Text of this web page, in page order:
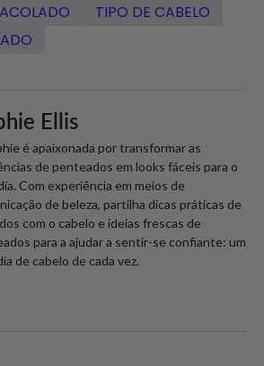
TIPO DE CABELO
Ellis
é apaixonada por transformar as
de penteados em looks fáceis para o
Com experiência em meios de
de beleza, partilha dicas práticas de
com o cabelo e ideias frescas de
para a ajudar a sentir-se confiante: um
de cabelo de cada vez.